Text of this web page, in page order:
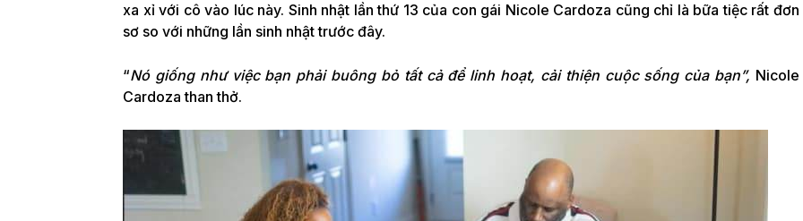
xa xỉ với cô vào lúc này. Sinh nhật lần thứ 13 của con gái Nicole Cardoza cũng chỉ là bữa tiệc rất đơn
sơ so với những lần sinh nhật trước đây.
“Nó giống như việc bạn phải buông bỏ tất cả để linh hoạt, cải thiện cuộc sống của bạn”, Nicole
Cardoza than thở.